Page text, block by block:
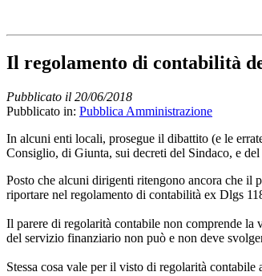
Il regolamento di contabilità
Pubblicato il 20/06/2018
Pubblicato in: Pubblica Amministrazione
In alcuni enti locali, prosegue il dibattito (e le
Consiglio, di Giunta, sui decreti del Sindaco, e
Posto che alcuni dirigenti ritengono ancora che il
riportare nel regolamento di contabilità ex Dlgs
Il parere di regolarità contabile non comprende la
del servizio finanziario non può e non deve
Stessa cosa vale per il visto di regolarità